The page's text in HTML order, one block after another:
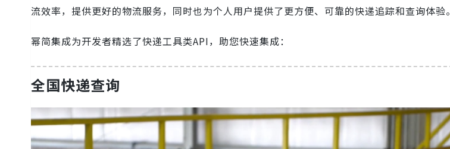
流效率，提供更好的物流服务，同时也为个人用户提供了更方便、可靠的快递追踪和查询体验。
幂简集成为开发者精选了快递工具类API，助您快速集成：
全国快递查询